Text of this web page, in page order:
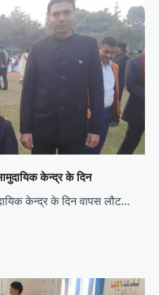
केन्द्र के दिन
केन्द्र के दिन वापस लौट…